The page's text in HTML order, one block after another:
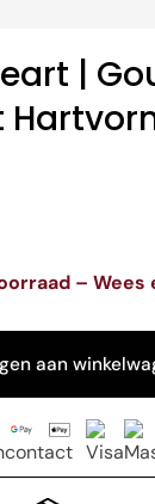
|
– Wees
aan